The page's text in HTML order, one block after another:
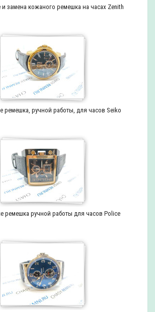
и замена кожаного ремешка на часах Zenith
ремешка, ручной работы, для часов Seiko
ремешка ручной работы для часов Police